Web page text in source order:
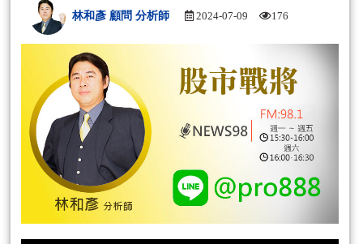
林和彥 顧問 分析師 2024-07-09 176